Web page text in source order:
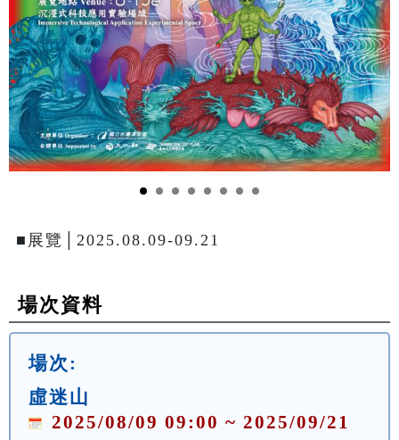
■展覽│2025.08.09-09.21
場次資料
場次:
虛迷山
2025/08/09 09:00 ~ 2025/09/21